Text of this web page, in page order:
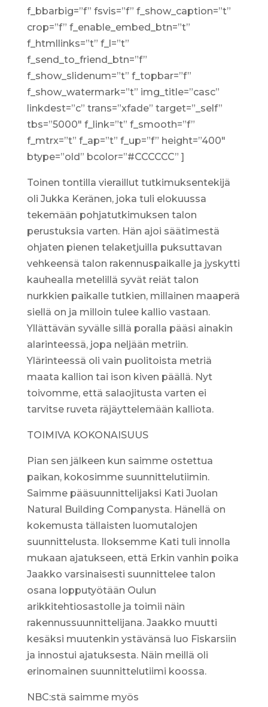
f_bbarbig=”f” fsvis=”f” f_show_caption=”t”
crop=”f” f_enable_embed_btn=”t”
f_htmllinks=”t” f_l=”t”
f_send_to_friend_btn=”f”
f_show_slidenum=”t” f_topbar=”f”
f_show_watermark=”t” img_title=”casc”
linkdest=”c” trans=”xfade” target=”_self”
tbs=”5000″ f_link=”t” f_smooth=”f”
f_mtrx=”t” f_ap=”t” f_up=”f” height=”400″
btype=”old” bcolor=”#CCCCCC” ]
Toinen tontilla vieraillut tutkimuksentekijä
oli Jukka Keränen, joka tuli elokuussa
tekemään pohjatutkimuksen talon
perustuksia varten. Hän ajoi säätimestä
ohjaten pienen telaketjuilla puksuttavan
vehkeensä talon rakennuspaikalle ja jyskytti
kauhealla metelillä syvät reiät talon
nurkkien paikalle tutkien, millainen maaperä
siellä on ja milloin tulee kallio vastaan.
Yllättävän syvälle sillä poralla pääsi ainakin
alarinteessä, jopa neljään metriin.
Ylärinteessä oli vain puolitoista metriä
maata kallion tai ison kiven päällä. Nyt
toivomme, että salaojitusta varten ei
tarvitse ruveta räjäyttelemään kalliota.
TOIMIVA KOKONAISUUS
Pian sen jälkeen kun saimme ostettua
paikan, kokosimme suunnittelutiimin.
Saimme pääsuunnittelijaksi Kati Juolan
Natural Building Companysta. Hänellä on
kokemusta tällaisten luomutalojen
suunnittelusta. Iloksemme Kati tuli innolla
mukaan ajatukseen, että Erkin vanhin poika
Jaakko varsinaisesti suunnittelee talon
osana lopputyötään Oulun
arikkitehtiosastolle ja toimii näin
rakennussuunnittelijana. Jaakko muutti
kesäksi muutenkin ystävänsä luo Fiskarsiin
ja innostui ajatuksesta. Näin meillä oli
erinomainen suunnittelutiimi koossa.
NBC:stä saimme myös